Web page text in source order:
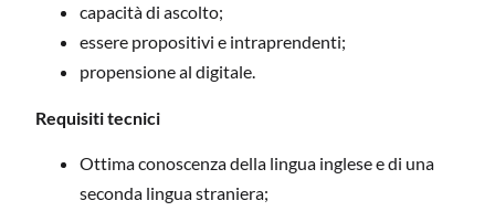
capacità di ascolto;
essere propositivi e intraprendenti;
propensione al digitale.
Requisiti tecnici
Ottima conoscenza della lingua inglese e di una
seconda lingua straniera;